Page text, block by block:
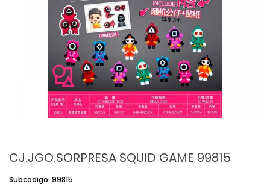
CJ.JGO.SORPRESA SQUID GAME 99815
Subcodigo: 99815